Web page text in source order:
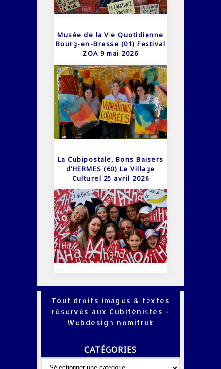
Musée de la Vie Quotidienne
Bourg-en-Bresse (01) Festival
ZOA 9 mai 2026
La Cubipostale, Bons Baisers
d’HERMES (60) Le Village
Culturel 25 avril 2026
Tout droits images & textes
réservés aux Cubiténistes -
Webdesign nomitruk
CATÉGORIES
Catégories